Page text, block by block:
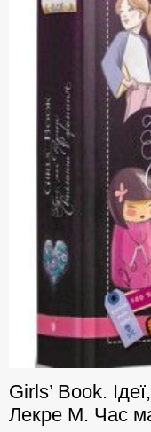
Girls’ Book.
Лекре М. Час